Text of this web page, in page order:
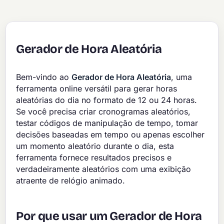
Gerador de Hora Aleatória
Bem-vindo aoGerador de Hora Aleatória, uma
ferramenta online versátil para gerar horas
aleatórias do dia no formato de 12 ou 24 horas.
Se você precisa criar cronogramas aleatórios,
testar códigos de manipulação de tempo, tomar
decisões baseadas em tempo ou apenas escolher
um momento aleatório durante o dia, esta
ferramenta fornece resultados precisos e
verdadeiramente aleatórios com uma exibição
atraente de relógio animado.
Por que usar um Gerador de Hora